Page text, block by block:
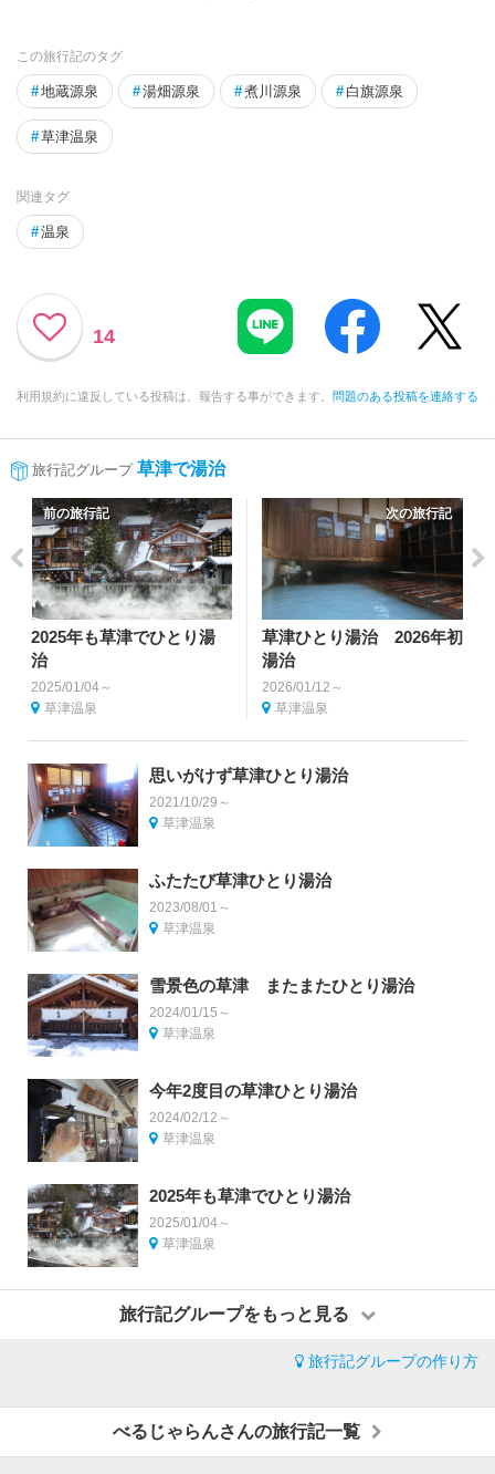
この旅行記のタグ
#地蔵源泉 #湯畑源泉 #煮川源泉 # 白旗源泉
#草津温泉
関連タグ
#温泉
14
利用規約に違反している投稿は、報告する事ができます。 問題のある投稿を連絡する
旅行記グループ 草津で湯治
前の旅行記
2025年も草津でひとり湯
治
2025/01/04～
草津温泉
次の旅行記
草津ひとり湯治 2026年初
湯治
2026/01/12～
草津温泉
思いがけず草津ひとり湯治
2021/10/29～
草津温泉
ふたたび草津ひとり湯治
2023/08/01～
草津温泉
雪景色の草津 またまたひとり湯治
2024/01/15～
草津温泉
今年2度目の草津ひとり湯治
2024/02/12～
草津温泉
2025年も草津でひとり湯治
2025/01/04～
草津温泉
旅行記グループをもっと見る
旅行記グループの作り方
べるじゃらんさんの旅行記一覧